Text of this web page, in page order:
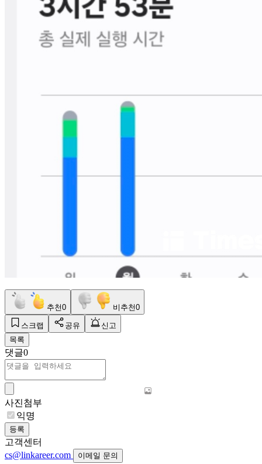
추천0 비추천0
스크랩 공유
신고
목록
댓글0
사진첨부
익명
등록
고객센터
cs@linkareer.com
이메일 문의